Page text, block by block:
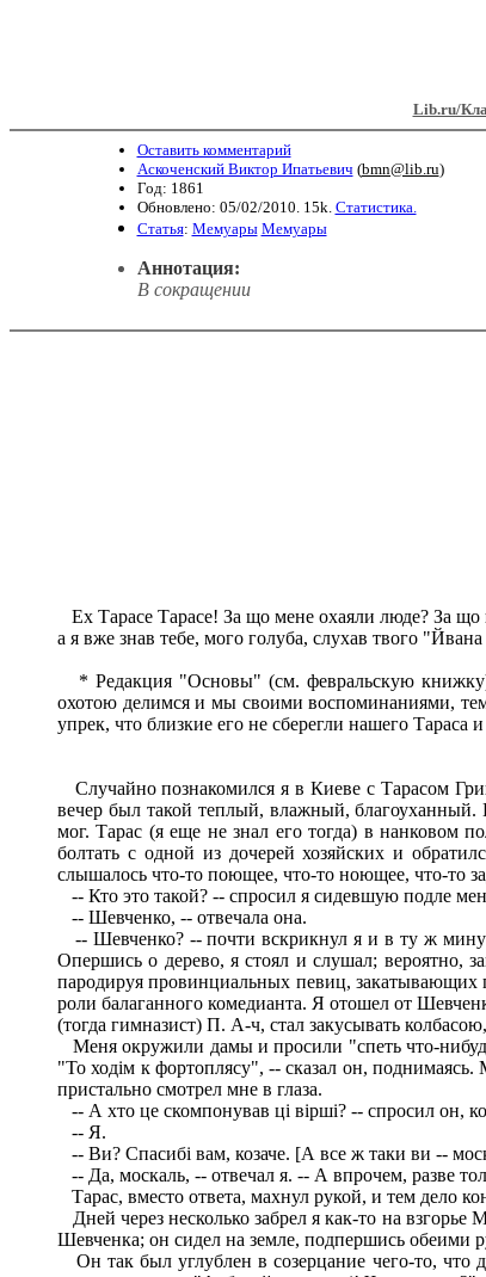
Lib.ru/
Оставить комментарий
Аскоченский Виктор Ипатьевич (bmn@lib.ru)
Год: 1861
Обновлено: 05/02/2010. 15k. Статистика.
Статья: Мемуары Мемуары
Аннотация:
В сокращении
Ех Тарасе Тарасе! За що мене охаяли люде? За що
а я вже знав тебе, мого голуба, слухав твого
* Редакция "Основы" (см. февральскую книжку)
охотою делимся и мы своими воспоминаниями,
упрек, что близкие его не сберегли нашего Тараса
Случайно познакомился я в Киеве с Тарасом
вечер был такой теплый, влажный,
мог. Тарас (я еще не знал его тогда) в нанковом
болтать с одной из дочерей хозяйских и
слышалось что-то поющее, что-то ноющее, что-то
-- Кто это такой? -- спросил я сидевшую подле
-- Шевченко, -- отвечала она.
-- Шевченко? -- почти вскрикнул я и в ту ж
Опершись о дерево, я стоял и слушал; вероятно,
пародируя провинциальных певиц, закатывающих
роли балаганного комедианта. Я отошел от
(тогда гимназист) П. А-ч, стал закусывать
Меня окружили дамы и просили "спеть что-
"То ходім к фортоплясу", -- сказал он,
пристально смотрел мне в глаза.
-- А хто це скомпонував ці вірші? -- спросил он,
-- Я.
-- Ви? Спасибі вам, козаче. [А все ж таки ви --
-- Да, москаль, -- отвечал я. -- А впрочем, разве
Тарас, вместо ответа, махнул рукой, и тем дело
Дней через несколько забрел я как-то на
Шевченка; он сидел на земле, подпершись обеими
Он так был углублен в созерцание чего-то, что